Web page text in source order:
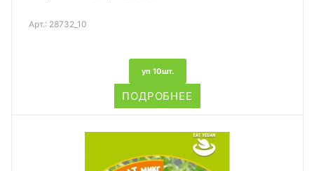
Арт.: 28732_10
уп 10шт.
ПОДРОБНЕЕ